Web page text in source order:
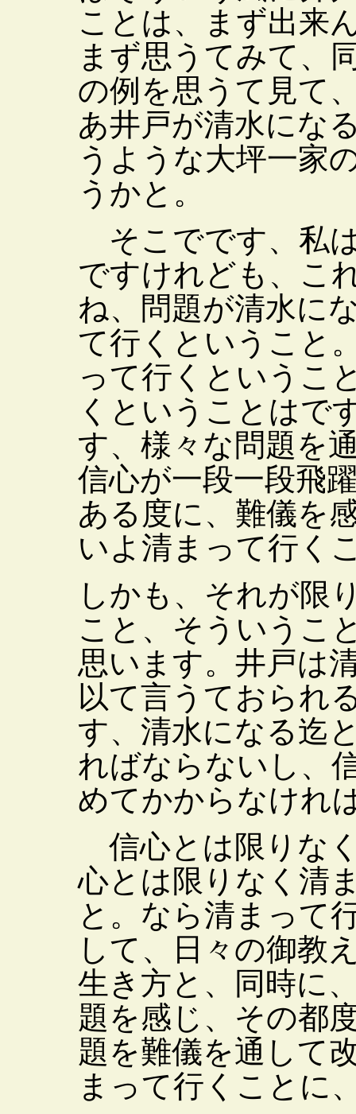
ことは、まず出来
まず思うてみて、
の例を思うて見て
あ井戸が清水にな
うような大坪一家
うかと。
そこでです、私
ですけれども、こ
ね、問題が清水に
て行くということ
って行くというこ
くということはで
す、様々な問題を
信心が一段一段飛
ある度に、難儀を
いよ清まって行く
しかも、それが限
こと、そういうこ
思います。井戸は
以て言うておられ
す、清水になる迄
ればならないし、
めてかからなけれ
信心とは限りな
心とは限りなく清
と。なら清まって
して、日々の御教
生き方と、同時に
題を感じ、その都
題を難儀を通して
まって行くことに